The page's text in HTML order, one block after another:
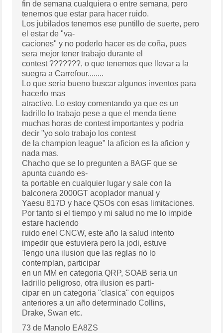
fin de semana cualquiera o entre semana, pero
tenemos que estar para hacer ruido.
Los jubilados tenemos ese puntillo de suerte, pero
el estar de "va-
caciones" y no poderlo hacer es de coña, pues
sera mejor tener trabajo durante el
contest ???????, o que tenemos que llevar a la
suegra a Carrefour........
Lo que seria bueno buscar algunos inventos para
hacerlo mas
atractivo. Lo estoy comentando ya que es un
ladrillo lo trabajo pese a que el menda tiene
muchas horas de contest importantes y podria
decir "yo solo trabajo los contest
de la champion league" la aficion es la aficion y
nada mas.
Chacho que se lo pregunten a 8AGF que se
apunta cuando es-
ta portable en cualquier lugar y sale con la
balconera 2000GT acoplador manual y
Yaesu 817D y hace QSOs con esas limitaciones.
Por tanto si el tiempo y mi salud no me lo impide
estare haciendo
ruido enel CNCW, este año la salud intento
impedir que estuviera pero la jodi, estuve
Tengo una ilusion que las reglas no lo
contemplan, participar
en un MM en categoria QRP, SOAB seria un
ladrillo peligroso, otra ilusion es parti-
cipar en un categoria "clasica" con equipos
anteriores a un año determinado Collins,
Drake, Swan etc.
73 de Manolo EA8ZS